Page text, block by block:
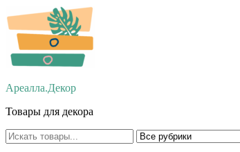
Перейти
к
содержимому
Ареалла.Декор
Товары для декора